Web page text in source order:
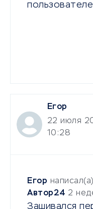
Егор
22 июля
10:28
Егор
Автор24 2
Зашивался